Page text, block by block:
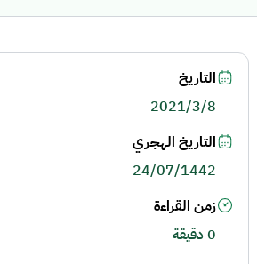
التاريخ
2021/3/8
التاريخ الهجري
24/07/1442
زمن القراءة
0 دقيقة